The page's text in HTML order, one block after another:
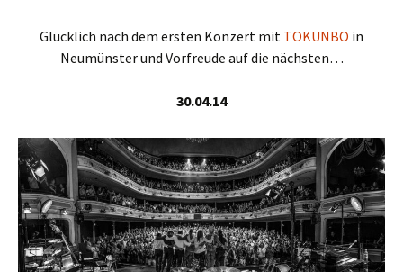
Glücklich nach dem ersten Konzert mit TOKUNBO in
Neumünster und Vorfreude auf die nächsten…
30.04.14